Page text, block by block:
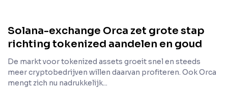
Solana-exchange Orca zet grote stap
richting tokenized aandelen en goud
De markt voor tokenized assets groeit snel en steeds
meer cryptobedrijven willen daarvan profiteren. Ook Orca
mengt zich nu nadrukkelijk...